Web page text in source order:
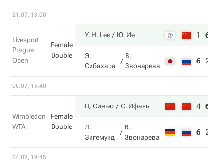
21.07, 18:00
Livesport
Prague
Open
Female
Double
Y. H. Lee Ю. Ие 1 6
Э.
Сибахара
В.
Звонарева
6 2
06.07, 15:40
Wimbledon
WTA
Female
Double
Ц. Синью С. Ифань 4 6
Л.
Зигемунд
В.
Звонарева
6 2
04.07, 19:45